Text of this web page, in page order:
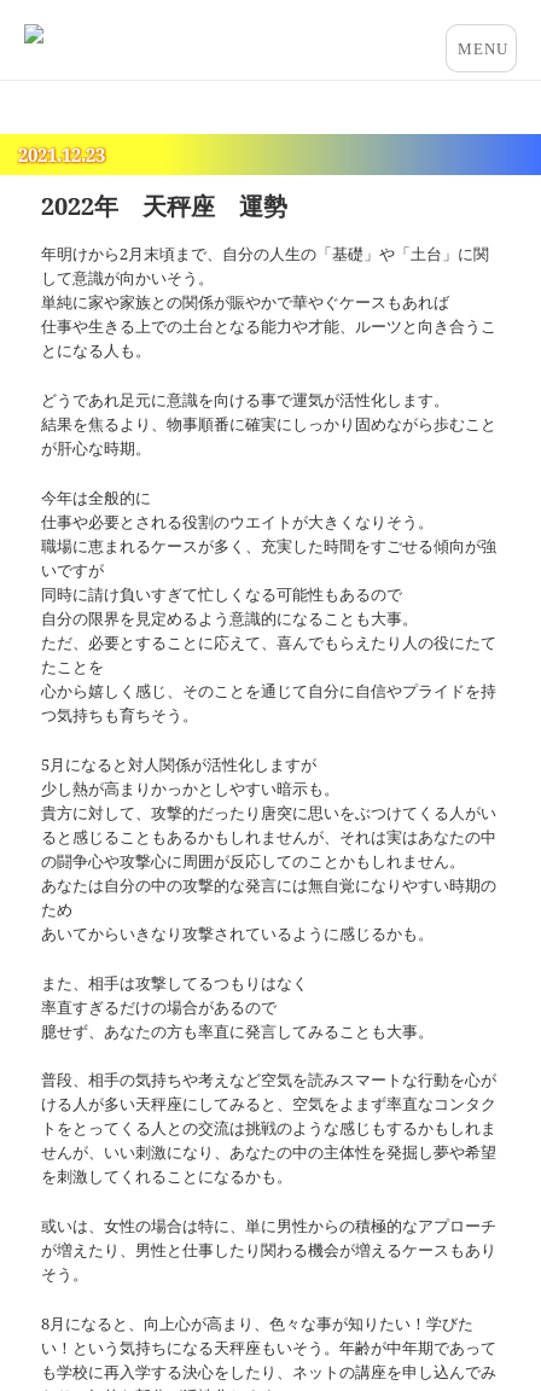
2021.12.23
2022年 天秤座 運勢
年明けから2月末頃まで、自分の人生の「基礎」や「土台」に関
して意識が向かいそう。
単純に家や家族との関係が賑やかで華やぐケースもあれば
仕事や生きる上での土台となる能力や才能、ルーツと向き合うこ
とになる人も。
どうであれ足元に意識を向ける事で運気が活性化します。
結果を焦るより、物事順番に確実にしっかり固めながら歩むこと
が肝心な時期。
今年は全般的に
仕事や必要とされる役割のウエイトが大きくなりそう。
職場に恵まれるケースが多く、充実した時間をすごせる傾向が強
いですが
同時に請け負いすぎて忙しくなる可能性もあるので
自分の限界を見定めるよう意識的になることも大事。
ただ、必要とすることに応えて、喜んでもらえたり人の役にたて
たことを
心から嬉しく感じ、そのことを通じて自分に自信やプライドを持
つ気持ちも育ちそう。
5月になると対人関係が活性化しますが
少し熱が高まりかっかとしやすい暗示も。
貴方に対して、攻撃的だったり唐突に思いをぶつけてくる人がい
ると感じることもあるかもしれませんが、それは実はあなたの中
の闘争心や攻撃心に周囲が反応してのことかもしれません。
あなたは自分の中の攻撃的な発言には無自覚になりやすい時期の
ため
あいてからいきなり攻撃されているように感じるかも。
また、相手は攻撃してるつもりはなく
率直すぎるだけの場合があるので
臆せず、あなたの方も率直に発言してみることも大事。
普段、相手の気持ちや考えなど空気を読みスマートな行動を心が
ける人が多い天秤座にしてみると、空気をよまず率直なコンタク
トをとってくる人との交流は挑戦のような感じもするかもしれま
せんが、いい刺激になり、あなたの中の主体性を発掘し夢や希望
を刺激してくれることになるかも。
或いは、女性の場合は特に、単に男性からの積極的なアプローチ
が増えたり、男性と仕事したり関わる機会が増えるケースもあり
そう。
8月になると、向上心が高まり、色々な事が知りたい！学びた
い！という気持ちになる天秤座もいそう。年齢が中年期であって
も学校に再入学する決心をしたり、ネットの講座を申し込んでみ